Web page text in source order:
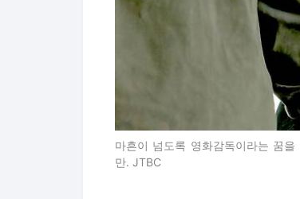
마흔이 넘도록 영화감독이라는 꿈
만. JTBC